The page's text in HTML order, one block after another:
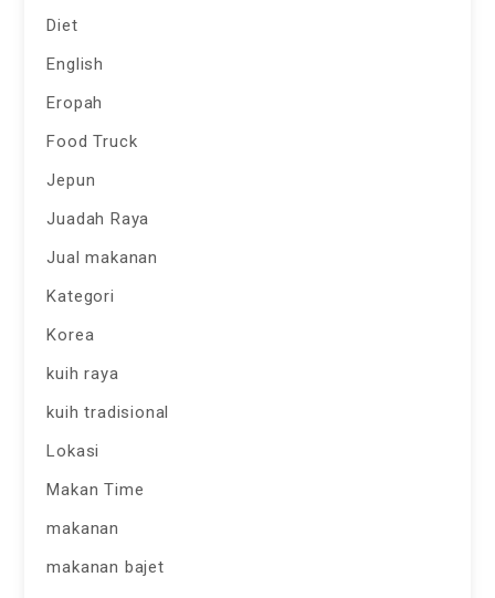
Diet
English
Eropah
Food Truck
Jepun
Juadah Raya
Jual makanan
Kategori
Korea
kuih raya
kuih tradisional
Lokasi
Makan Time
makanan
makanan bajet